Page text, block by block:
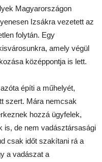
Magyarországon
Izsákra vezetett az
folytán. Egy
amely végül
középpontja is lett.
építi a műhelyét,
szert. Mára nemcsak
hozzá ügyfelek,
is, de nem vadásztársasági
csak időt szakítani rá a
a vadászat a